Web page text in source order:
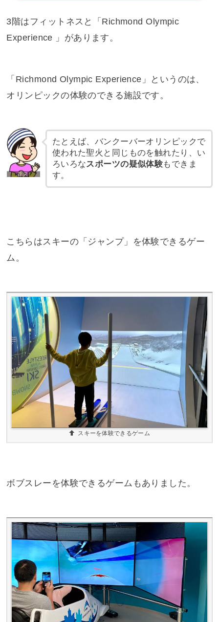
3階はフィットネスと「Richmond Olympic
Experience 」があります。
「Richmond Olympic Experience」というのは、
オリンピックの体験のできる施設です。
たとえば、バンクーバーオリンピックで
使われた聖火と同じものを触れたり、い
ろいろなスポーツの疑似体験もできま
す。
こちらはスキーの「ジャンプ」を体験できるゲー
ム。
スキーを体験できるゲーム
ボブスレーを体験できるゲームもありました。